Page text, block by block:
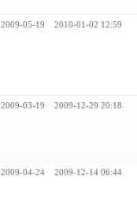
2009-05-19 2010-01-02 12:59
2009-03-19 2009-12-29 20:18
2009-04-24 2009-12-14 06:44